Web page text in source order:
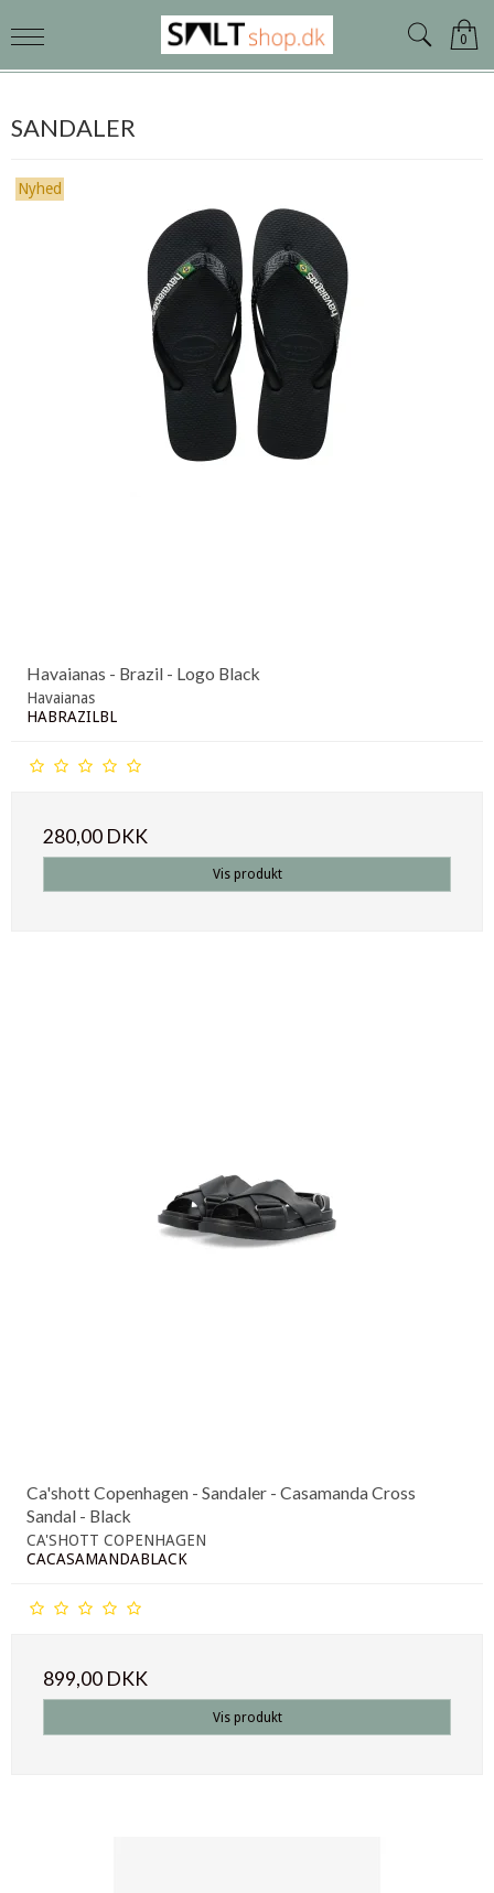
0
SANDALER
Nyhed
Havaianas - Brazil - Logo Black
Havaianas
HABRAZILBL
280,00 DKK
Vis produkt
Ca'shott Copenhagen - Sandaler - Casamanda Cross
Sandal - Black
CA'SHOTT COPENHAGEN
CACASAMANDABLACK
899,00 DKK
Vis produkt